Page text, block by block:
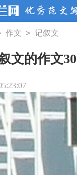
作文 > 记叙文
文的作文